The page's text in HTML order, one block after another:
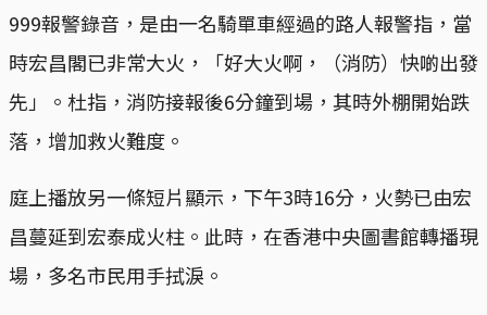
999報警錄音，是由一名騎單車經過的路人報警指，當
時宏昌閣已非常大火，「好大火啊，（消防）快啲出發
先」。杜指，消防接報後6分鐘到場，其時外棚開始跌
落，增加救火難度。
庭上播放另一條短片顯示，下午3時16分，火勢已由宏
昌蔓延到宏泰成火柱。此時，在香港中央圖書館轉播現
場，多名市民用手拭淚。